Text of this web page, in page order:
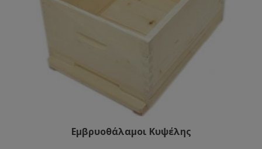
Εμβρυοθάλαμοι Κυψέλης